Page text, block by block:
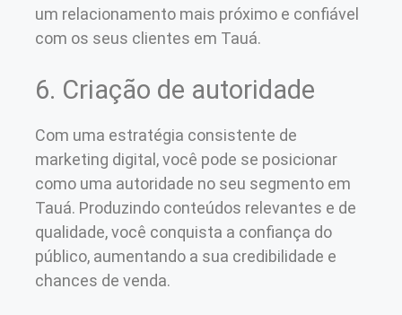
um relacionamento mais próximo e confiável
com os seus clientes em Tauá.
6. Criação de autoridade
Com uma estratégia consistente de
marketing digital, você pode se posicionar
como uma autoridade no seu segmento em
Tauá. Produzindo conteúdos relevantes e de
qualidade, você conquista a confiança do
público, aumentando a sua credibilidade e
chances de venda.